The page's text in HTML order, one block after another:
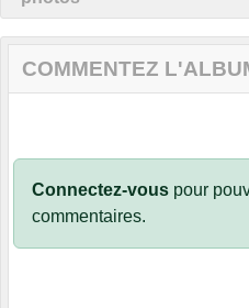
COMMENTEZ
Connectez-vous pour
commentaires.